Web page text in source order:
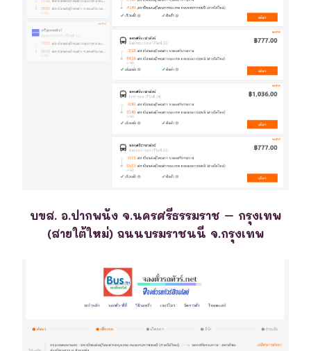
บขส. อ.ปากพนัง จ.นครศรีธรรมราช – กรุงเทพ
(สายใต้ใหม่) ถนนบรมราชนนี จ.กรุงเทพ